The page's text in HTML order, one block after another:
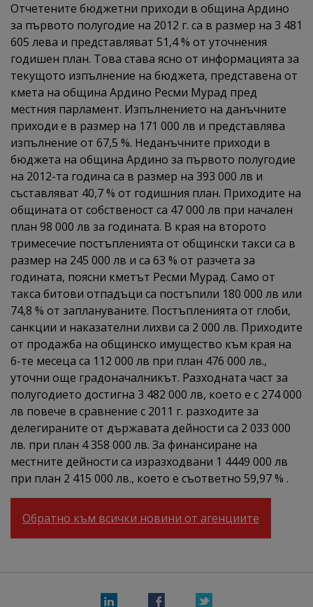
Отчетените бюджетни приходи в община Ардино
за първото полугодие на 2012 г. са в размер на 3 481
605 лева и представляват 51,4 % от уточнения
годишен план. Това става ясно от информацията за
текущото изпълнение на бюджета, представена от
кмета на община Ардино Ресми Мурад пред
местния парламент. Изпълнението на данъчните
приходи е в размер на 171 000 лв и представлява
изпълнение от 67,5 %. Неданъчните приходи в
бюджета на община Ардино за първото полугодие
на 2012-та година са в размер на 393 000 лв и
съставляват 40,7 % от годишния план. Приходите на
общината от собственост са 47 000 лв при начален
план 98 000 лв за годината. В края на второто
тримесечие постъпленията от общински такси са в
размер на 245 000 лв и са 63 % от разчета за
годината, поясни кметът Ресми Мурад. Само от
такса битови отпадъци са постъпили 180 000 лв или
74,8 % от заплануваните. Постъпленията от глоби,
санкции и наказателни лихви са 2 000 лв. Приходите
от продажба на общинско имущество към края на
6-те месеца са 112 000 лв при план 476 000 лв.,
уточни още градоначалникът. Разходната част за
полугодието достигна 3 482 000 лв, което е с 274 000
лв повече в сравнение с 2011 г. разходите за
делегираните от държавата дейности са 2 033 000
лв. при план 4 358 000 лв. За финансиране на
местните дейности са изразходвани 1 4449 000 лв
при план 2 415 000 лв., което е съответно 59,97 % .
Обратно към всички новини от агенциите